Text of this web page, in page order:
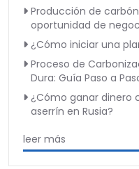
Producción de
oportunidad de
¿Cómo iniciar una
Proceso de
Dura: Guía Paso a
¿Cómo ganar dinero
aserrín en Rusia?
leer más